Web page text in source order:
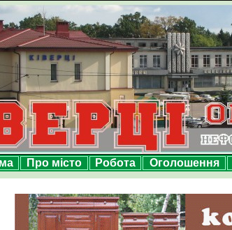
Про місто Робота Оголошення